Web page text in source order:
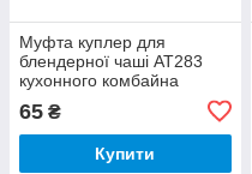
Муфта куплер для
блендерної чаші AT283
кухонного комбайна
65 ₴
Купити